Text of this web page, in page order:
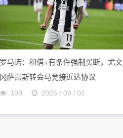
罗马诺：租借+有条件强制买断，尤文
冈萨雷斯转会马竞接近达协议
109 2025 / 09 / 01